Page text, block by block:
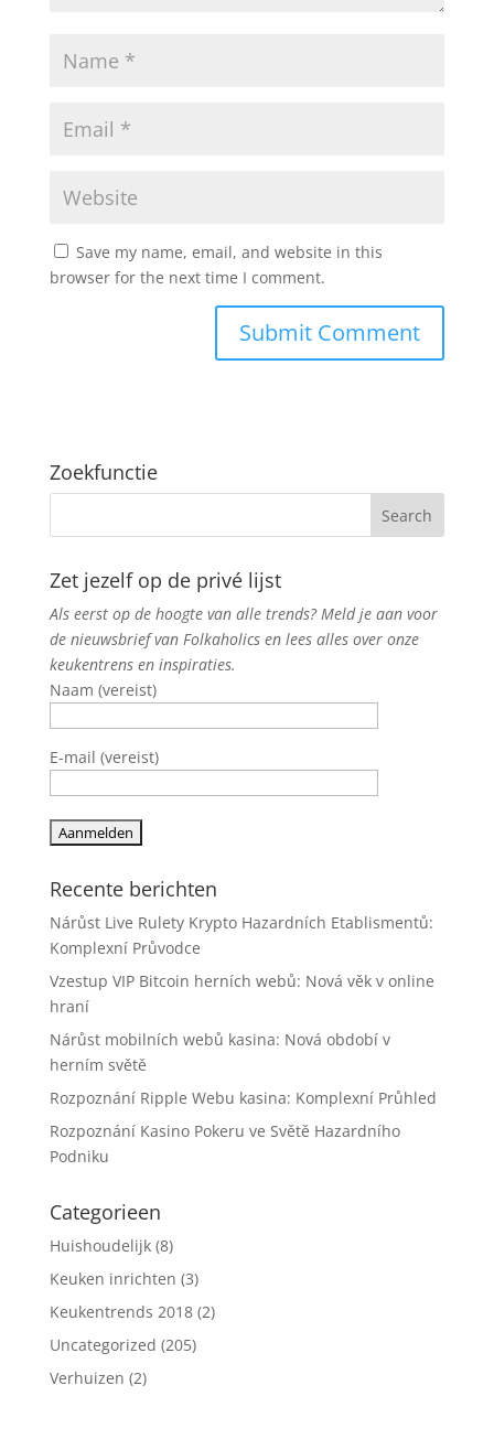
Save my name, email, and website in this
browser for the next time I comment.
Zoekfunctie
Zet jezelf op de privé lijst
Als eerst op de hoogte van alle trends? Meld je aan voor
de nieuwsbrief van Folkaholics en lees alles over onze
keukentrens en inspiraties.
Naam (vereist)
E-mail (vereist)
Recente berichten
Nárůst Live Rulety Krypto Hazardních Etablismentů:
Komplexní Průvodce
Vzestup VIP Bitcoin herních webů: Nová věk v online
hraní
Nárůst mobilních webů kasina: Nová období v
herním světě
Rozpoznání Ripple Webu kasina: Komplexní Průhled
Rozpoznání Kasino Pokeru ve Světě Hazardního
Podniku
Categorieen
Huishoudelijk(8)
Keuken inrichten (3)
Keukentrends 2018(2)
Uncategorized (205)
Verhuizen (2)